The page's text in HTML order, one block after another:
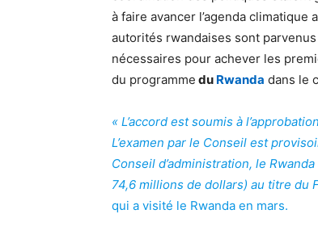
à faire avancer l’agenda
autorités rwandaises sont
nécessaires pour achever les
du programme du Rwanda dans le
« L’accord est soumis à
L’examen par le Conseil est
Conseil d’administration, le
74,6 millions de dollars) au titre du
qui a visité le Rwanda en mars.